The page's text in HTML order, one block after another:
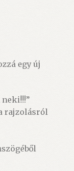
egy új
rajzolásról